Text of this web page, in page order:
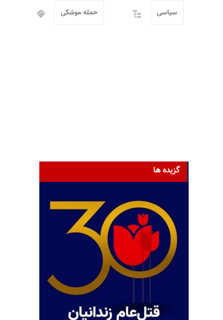
حمله موشکی سیاسی
گزیده ها